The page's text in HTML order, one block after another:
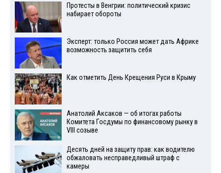
Протесты в Венгрии: политический кризис
набирает обороты
Эксперт: только Россия может дать Африке
возможность защитить себя
Как отметить День Крещения Руси в Крыму
Анатолий Аксаков — об итогах работы
Комитета Госдумы по финансовому рынку в
VIII созыве
Десять дней на защиту прав: как водителю
обжаловать несправедливый штраф с
камеры